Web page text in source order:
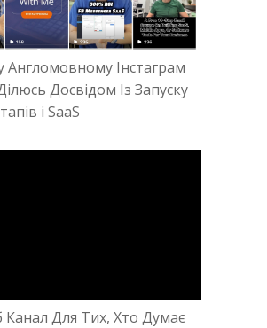
Інстаграм
Досвідом Із Запуску
і SaaS
Для Тих, Хто Думає